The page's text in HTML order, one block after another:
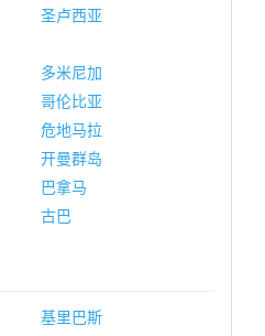
圣卢西亚
多米尼加
哥伦比亚
危地马拉
开曼群岛
巴拿马
古巴
基里巴斯